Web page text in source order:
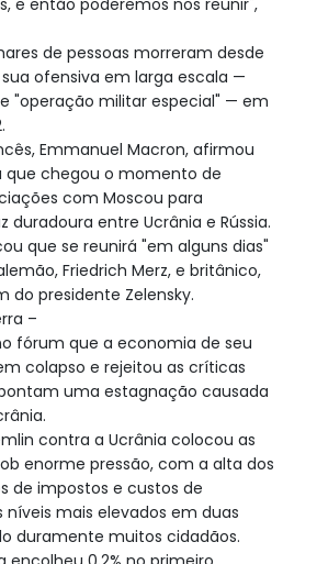
e então poderemos nos reunir",
de pessoas morreram desde
ofensiva em larga escala —
"operação militar especial" — em
Emmanuel Macron, afirmou
chegou o momento de
com Moscou para
duradoura entre Ucrânia e Rússia.
que se reunirá "em alguns dias"
Friedrich Merz, e britânico,
do presidente Zelensky.
–
fórum que a economia de seu
colapso e rejeitou as críticas
uma estagnação causada
contra a Ucrânia colocou as
enorme pressão, com a alta dos
de impostos e custos de
mais elevados em duas
duramente muitos cidadãos.